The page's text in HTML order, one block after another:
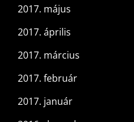
2017. május
2017. április
2017. március
2017. február
2017. január